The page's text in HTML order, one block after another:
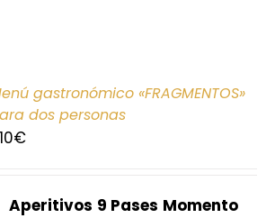
gastronómico «FRAGMENTOS»
dos personas
€
Aperitivos 9 Pases Momento